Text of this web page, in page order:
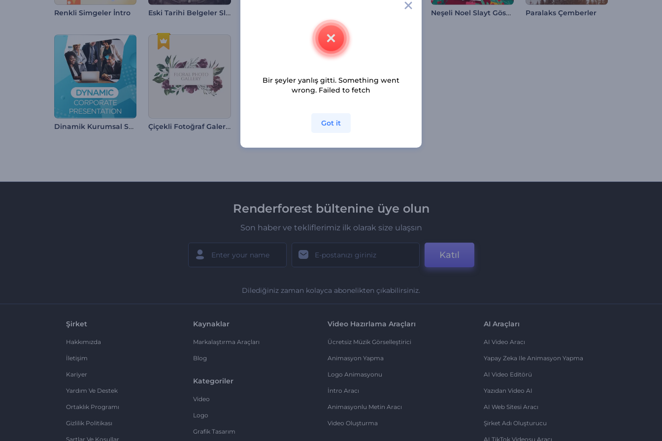
Renkli Simgeler İntro Eski Tarihi Belgeler Slayt Gösterisi Neşeli Noel Slayt Gösterisi Paralaks Çemberler
Dinamik Kurumsal Sunumlar Çiçekli Fotoğraf Galerisi Neşeli Noel Giriş Videosu
Renderforest bültenine üye olun
Son haber ve tekliflerimiz ilk olarak size ulaşsın
Katıl
Dilediğiniz zaman kolayca abonelikten çıkabilirsiniz.
Şirket
Hakkımızda
İletişim
Kariyer
Yardım Ve Destek
Ortaklık Programı
Gizlilik Politikası
Şartlar Ve Koşullar
Kaynaklar
Markalaştırma Araçları
Blog
Kategoriler
Video
Logo
Grafik Tasarım
Video Hazırlama Araçları
Ücretsiz Müzik Görselleştirici
Animasyon Yapma
Logo Animasyonu
İntro Aracı
Animasyonlu Metin Aracı
Video Oluşturma
AI Araçları
AI Video Aracı
Yapay Zeka Ile Animasyon Yapma
AI Video Editörü
Yazıdan Video AI
AI Web Sitesi Aracı
Şirket Adı Oluşturucu
AI TikTok Videosu Aracı
Bir şeyler yanlış gitti. Something went
wrong. Failed to fetch
Got it